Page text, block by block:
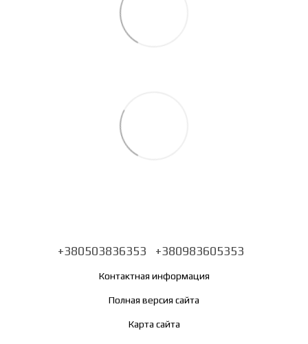
+380503836353 +380983605353
Контактная информация
Полная версия сайта
Карта сайта